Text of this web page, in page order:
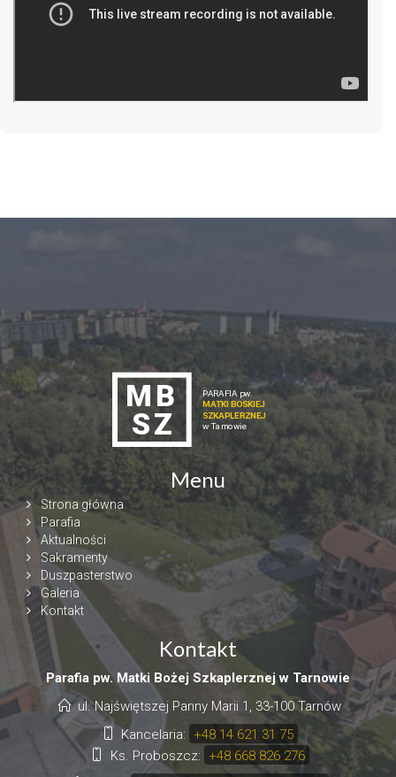
Menu
Strona główna
Parafia
Aktualności
Sakramenty
Duszpasterstwo
Galeria
Kontakt
Kontakt
Parafia pw. Matki Bożej Szkaplerznej w Tarnowie
ul. Najświętszej Panny Marii 1, 33-100 Tarnów
Kancelaria:
+48 14 621 31 75
Ks. Proboszcz:
+48 668 826 276